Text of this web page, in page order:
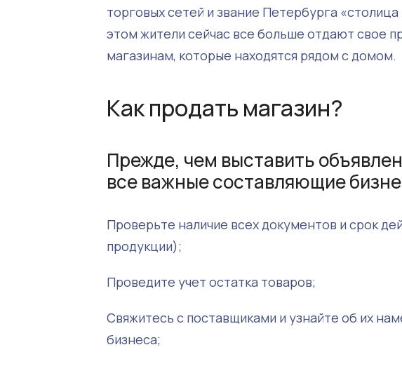
торговых сетей и звание Петербурга
этом жители сейчас все больше отдают свое
магазинам, которые находятся рядом с домом.
Как продать магазин?
Прежде, чем выставить
все важные составляющие
Проверьте наличие всех документов и срок
продукции);
Проведите учет остатка товаров;
Свяжитесь с поставщиками и узнайте об их
бизнеса;